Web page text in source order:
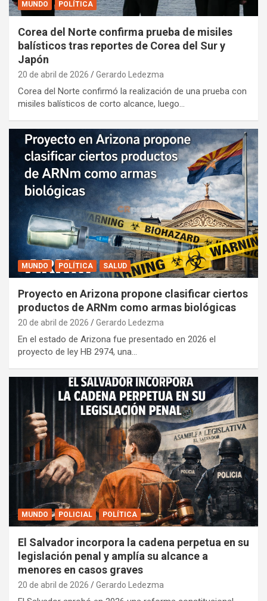
MUNDO POLÍTICA
Corea del Norte confirma prueba de misiles
balísticos tras reportes de Corea del Sur y
Japón
20 de abril de 2026 Gerardo Ledezma
Corea del Norte confirmó la realización de una prueba con
misiles balísticos de corto alcance, luego…
MUNDO POLÍTICA SALUD
Proyecto en Arizona propone clasificar ciertos
productos de ARNm como armas biológicas
20 de abril de 2026 Gerardo Ledezma
En el estado de Arizona fue presentado en 2026 el
proyecto de ley HB 2974, una…
MUNDO POLICIAL POLÍTICA
El Salvador incorpora la cadena perpetua en su
legislación penal y amplía su alcance a
menores en casos graves
20 de abril de 2026 Gerardo Ledezma